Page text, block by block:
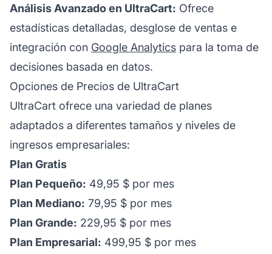
Análisis Avanzado en UltraCart: Ofrece
estadísticas detalladas, desglose de ventas e
integración con Google Analytics para la toma de
decisiones basada en datos.
Opciones de Precios de UltraCart
UltraCart ofrece una variedad de planes
adaptados a diferentes tamaños y niveles de
ingresos empresariales:
Plan Gratis
Plan Pequeño: 49,95 $ por mes
Plan Mediano: 79,95 $ por mes
Plan Grande: 229,95 $ por mes
Plan Empresarial: 499,95 $ por mes